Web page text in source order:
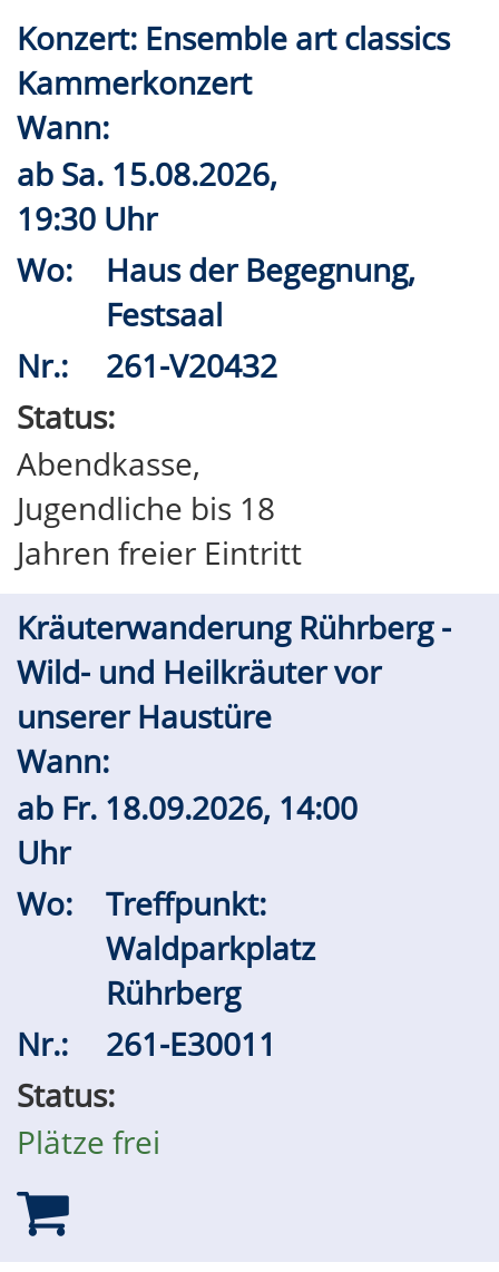
Konzert: Ensemble art classics
Kammerkonzert
Wann:
ab Sa. 15.08.2026,
19:30 Uhr
Wo:
Haus der Begegnung,
Festsaal
Nr.:
261-V20432
Status:
Abendkasse,
Jugendliche bis 18
Jahren freier Eintritt
Kräuterwanderung Rührberg -
Wild- und Heilkräuter vor
unserer Haustüre
Wann:
ab Fr. 18.09.2026, 14:00
Uhr
Wo:
Treffpunkt:
Waldparkplatz
Rührberg
Nr.:
261-E30011
Status:
Plätze frei